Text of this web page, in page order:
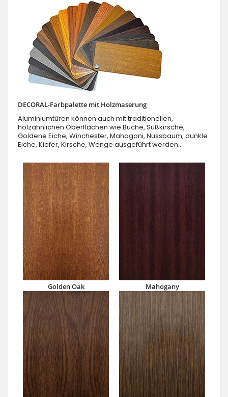
DECORAL-Farbpalette mit Holzmaserung
Aluminiumtüren können auch mit traditionellen,
holzähnlichen Oberflächen wie Buche, Süßkirsche,
Goldene Eiche, Winchester, Mahagoni, Nussbaum, dunkle
Eiche, Kiefer, Kirsche, Wenge ausgeführt werden..
Golden Oak Mahogany